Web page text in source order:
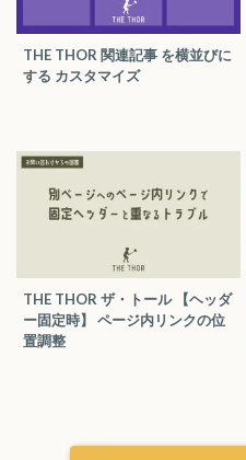
THE THOR 関連記事 を横並びに
する カスタマイズ
THE THOR ザ・トール 【ヘッダ
ー固定時】 ページ内リンクの位
置調整